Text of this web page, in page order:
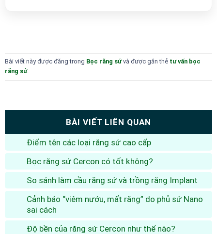
Bài viết này được đăng trong Bọc răng sứvà được gắn thẻ tư vấn bọc
răng sứ.
BÀI VIẾT LIÊN QUAN
Điểm tên các loại răng sứ cao cấp
Bọc răng sứ Cercon có tốt không?
So sánh làm cầu răng sứ và trồng răng Implant
Cảnh báo “viêm nướu, mất răng” do phủ sứ Nano
sai cách
Độ bền của răng sứ Cercon như thế nào?